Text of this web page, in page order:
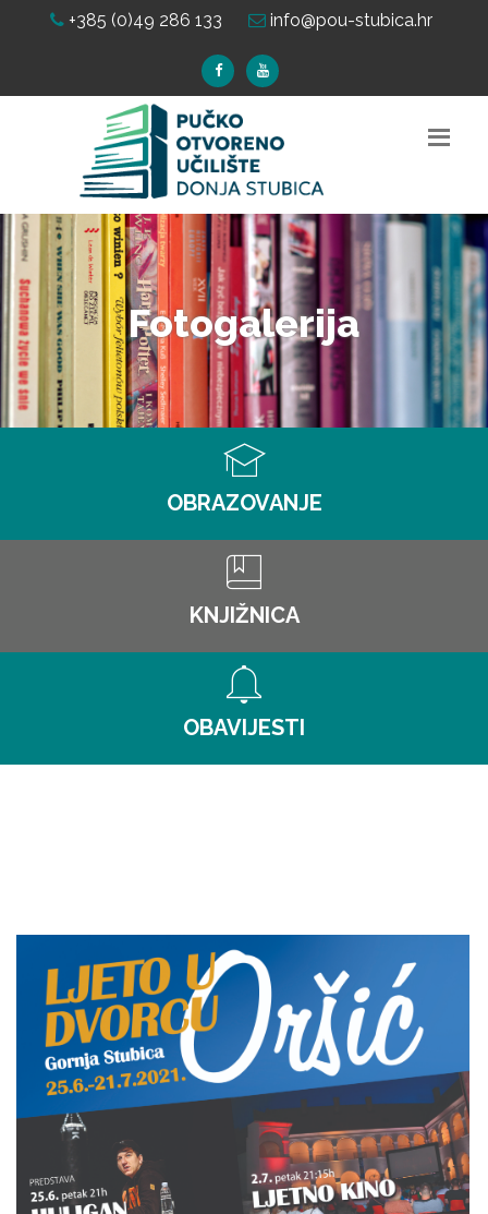
+385 (0)49 286 133 info@pou-stubica.hr
Fotogalerija
OBRAZOVANJE
KNJIŽNICA
OBAVIJESTI